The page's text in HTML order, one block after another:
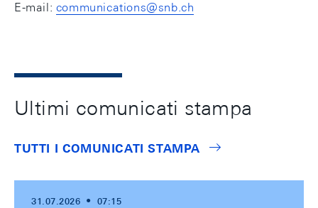
E-mail: communications@snb.ch
Ultimi comunicati stampa
TUTTI I COMUNICATI STAMPA
31.07.2026
07:15